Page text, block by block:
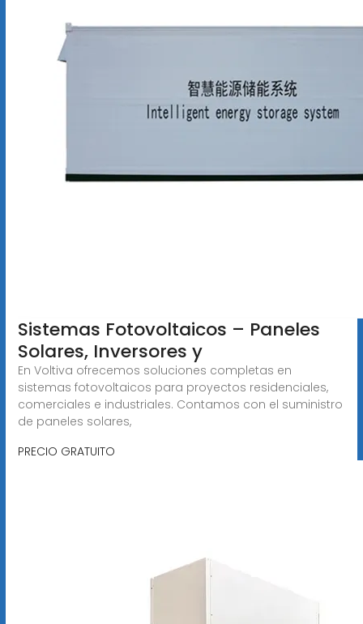
Sistemas Fotovoltaicos – Paneles
Solares, Inversores y
En Voltiva ofrecemos soluciones completas en
sistemas fotovoltaicos para proyectos residenciales,
comerciales e industriales. Contamos con el suministro
de paneles solares,
PRECIO GRATUITO